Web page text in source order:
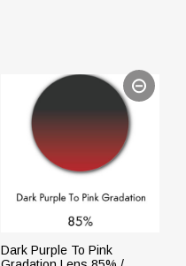
Dark Purple To Pink